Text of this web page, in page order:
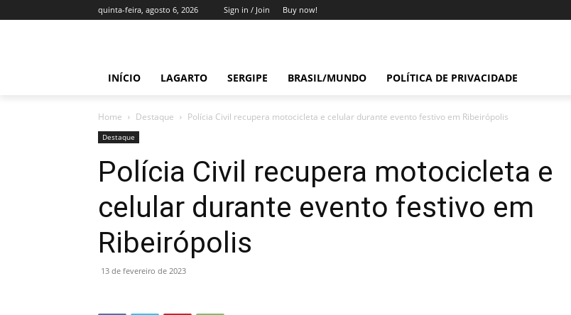
quinta-feira, agosto 6, 2026 Sign in / Join Buy now!
INÍCIO LAGARTO SERGIPE BRASIL/MUNDO POLÍTICA DE PRIVACIDADE
Home Destaque Polícia Civil recupera motocicleta e celular durante evento festivo em Ribeirópolis
Destaque
Polícia Civil recupera motocicleta e
celular durante evento festivo em
Ribeirópolis
13 de fevereiro de 2023